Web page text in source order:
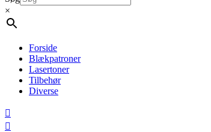
×
Forside
Blækpatroner
Lasertoner
Tilbehør
Diverse

